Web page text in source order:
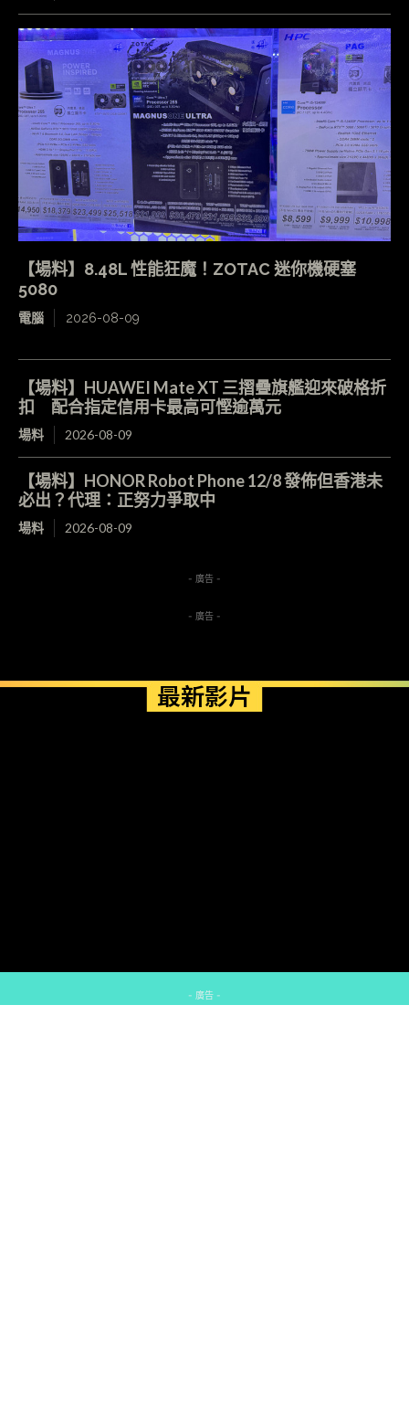
【場料】8.48L 性能狂魔！ZOTAC 迷你機硬塞
5080
電腦 2026-08-09
【場料】HUAWEI Mate XT 三摺疊旗艦迎來破格折
扣 配合指定信用卡最高可慳逾萬元
場料 2026-08-09
【場料】HONOR Robot Phone 12/8 發佈但香港未
必出？代理：正努力爭取中
場料 2026-08-09
- 廣告 -
- 廣告 -
最新影片
- 廣告 -